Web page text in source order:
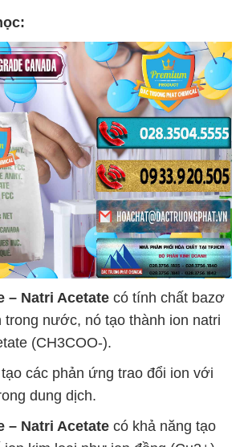
– Natri Acetate có tính chất bazơ
trong nước, nó tạo thành ion natri
(CH3COO-).
các phản ứng trao đổi ion với
dung dịch.
– Natri Acetate có khả năng tạo